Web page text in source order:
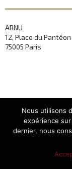
ARNU
12, Place du
75005 Paris
Nous utilisons
expérience
dernier, nous